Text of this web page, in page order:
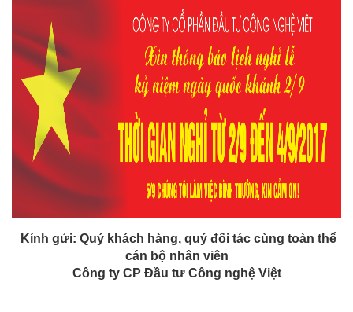
Kính gửi: Quý khách hàng, quý đối tác cùng toàn thể
cán bộ nhân viên
Công ty CP Đầu tư Công nghệ Việt